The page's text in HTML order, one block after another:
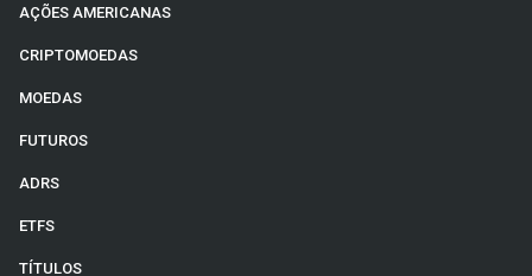
AÇÕES AMERICANAS
CRIPTOMOEDAS
MOEDAS
FUTUROS
ADRS
ETFS
TÍTULOS